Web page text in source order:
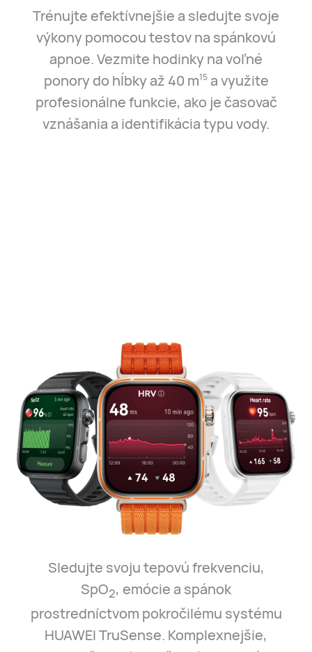
Trénujte efektívnejšie a sledujte svoje
výkony pomocou testov na spánkovú
apnoe. Vezmite hodinky na voľné
ponory do hĺbky až 40 m⁠15a využite
profesionálne funkcie, ako je časovač
vznášania a identifikácia typu vody.
Sledujte svoju tepovú frekvenciu,
SpO2, emócie a spánok
prostredníctvom pokročilému systému
HUAWEI TruSense. Komplexnejšie,